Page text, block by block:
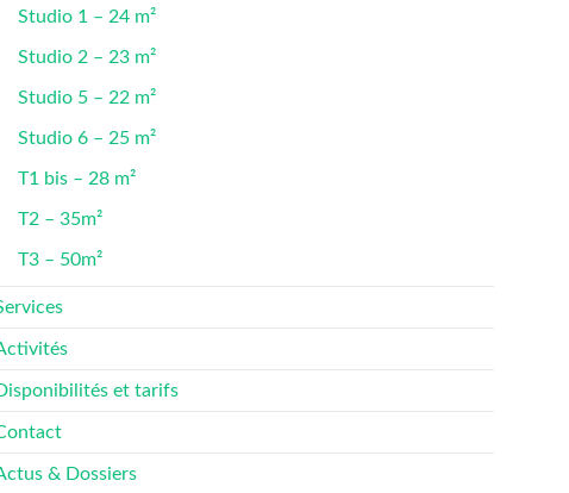
Studio 1 – 24 m²
Studio 2 – 23 m²
Studio 5 – 22 m²
Studio 6 – 25 m²
T1 bis – 28 m²
T2 – 35m²
T3 – 50m²
et tarifs
& Dossiers